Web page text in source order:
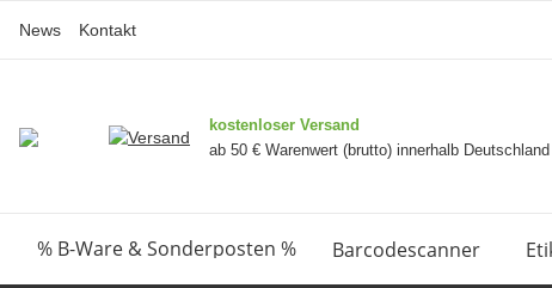
News Kontakt
kostenloser Versand
ab 50 € Warenwert (brutto) innerhalb Deutschland
% B-Ware & Sonderposten % Barcodescanner